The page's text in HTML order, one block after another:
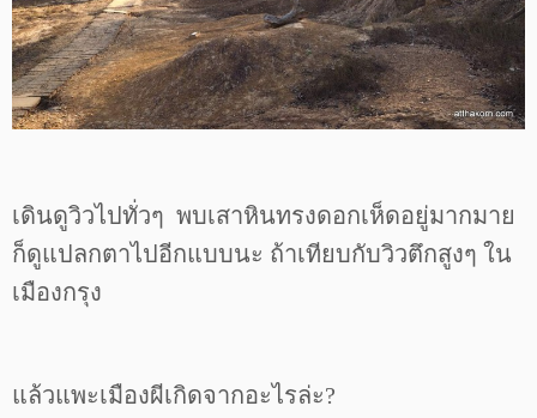
เดินดูวิวไปทั่วๆ พบเสาหินทรงดอกเห็ดอยู่มากมาย
ก็ดูแปลกตาไปอีกแบบนะ ถ้าเทียบกับวิวตึกสูงๆ ใน
เมืองกรุง
แล้วแพะเมืองผีเกิดจากอะไรล่ะ?